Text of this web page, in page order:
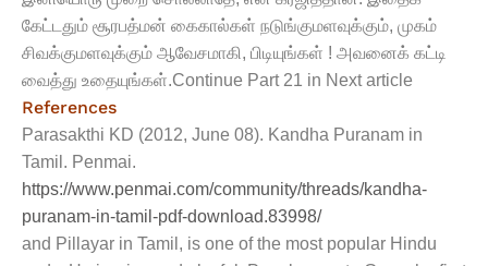
கேட்டதும் சூரபத்மன் கைகால்கள் நடுங்குமளவுக்கும், முகம்
சிவக்குமளவுக்கும் ஆவேசமாகி, பிடியுங்கள் ! அவனைக் கட்டி
வைத்து உதையுங்கள்.Continue Part 21 in Next article
References
Parasakthi KD (2012, June 08). Kandha Puranam in
Tamil. Penmai.
https://www.penmai.com/community/threads/kandha-
puranam-in-tamil-pdf-download.83998/
and Pillayar in Tamil, is one of the most popular Hindu